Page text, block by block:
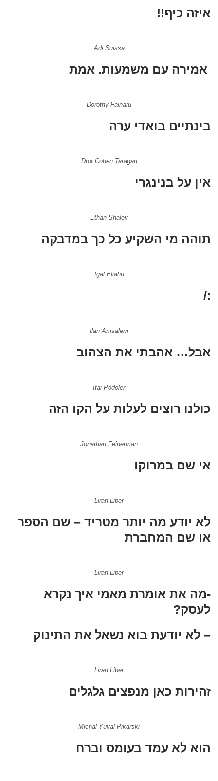
איזה כיף!!
Adi Suissa
אמירה עם משמעות. אמת
Dorothy Fainaru
בינתיים בואדי ערה
Dror Cohen Taragan
אין על בנינגרי
Ethan Shalev
תוהה מי השקיע כל כך במדבקה
Igal Eliahu
:/
Ilan Amsalem
אבל… אהבתי את הצהוב
Itai Podoler
כולנו רוצים לעלות על הקו הזה
Jonathan Feinerman
אי שם במרוקו
Liran Liber
לא יודע מה יותר מטריד – שם הספר
או שם המחברת
Liran Liber
-מה את אומרת מאמי איך נקרא
לעסק?
– לא יודעת בוא נשאל את התינוק
Liran Liber
זהירות כאן מנפצים גלגלים
Michal Yuval Pikarski
הוא לא עמד בעומס וברח